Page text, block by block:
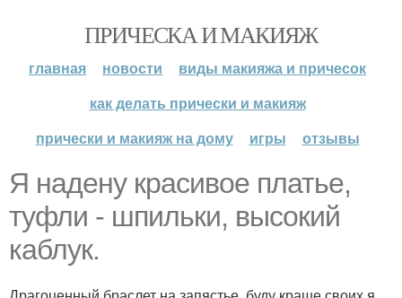
ПРИЧЕСКА И МАКИЯЖ
главная новости
виды макияжа и причесок
как делать прически и макияж
прически и макияж на дому
игры отзывы
Я надену красивое платье,
туфли - шпильки, высокий
каблук.